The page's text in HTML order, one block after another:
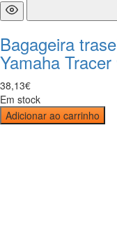
Bagageira
Yamaha
38,13€
Em stock
Adicionar ao carrinho